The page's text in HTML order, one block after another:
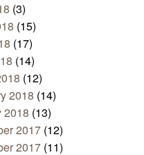
(3)
(15)
(17)
(14)
(12)
2018 (14)
2018 (13)
2017 (12)
2017 (11)